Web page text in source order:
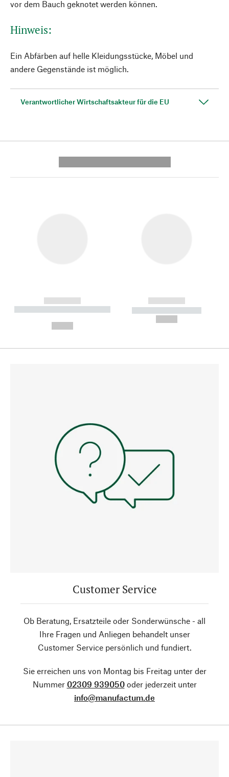
vor dem Bauch geknotet werden können.
Hinweis:
Ein Abfärben auf helle Kleidungsstücke, Möbel und
andere Gegenstände ist möglich.
Verantwortlicher Wirtschaftsakteur für die EU
------------
----------- ----------- --------
------------
----------- -----------
Customer Service
Ob Beratung, Ersatzteile oder Sonderwünsche - all
Ihre Fragen und Anliegen behandelt unser
Customer Service persönlich und fundiert.
Sie erreichen uns von Montag bis Freitag unter der
Nummer 02309 939050oder jederzeit unter
info@manufactum.de